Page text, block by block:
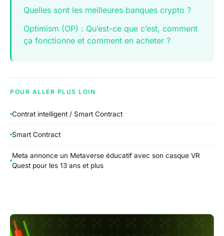
Quelles sont les meilleures banques crypto ?
Optimism (OP) : Qu’est-ce que c’est, comment
ça fonctionne et comment en acheter ?
POUR ALLER PLUS LOIN
Contrat intelligent / Smart Contract
Smart Contract
Meta annonce un Metaverse éducatif avec son casque VR
Quest pour les 13 ans et plus